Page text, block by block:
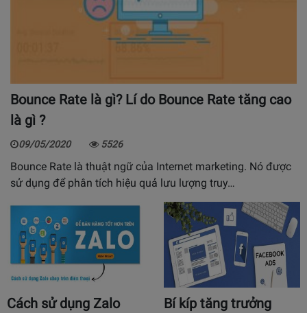
Bounce Rate là gì? Lí do Bounce Rate tăng cao
là gì ?
09/05/2020 5526
Bounce Rate là thuật ngữ của Internet marketing. Nó được
sử dụng để phân tích hiệu quả lưu lượng truy…
Cách sử dụng Zalo
Bí kíp tăng trưởng